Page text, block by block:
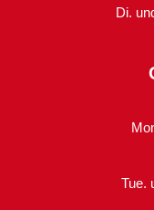
Di.
Tue.